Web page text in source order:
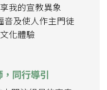
我的宣教異象
音及使人作主門徒
化體驗
同行導引